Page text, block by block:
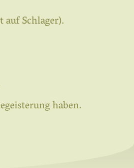
Schlager).
haben.